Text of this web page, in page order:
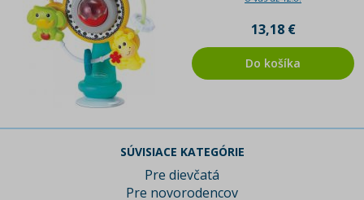
13,18 €
Do košíka
SÚVISIACE KATEGÓRIE
Pre dievčatá
Pre novorodencov